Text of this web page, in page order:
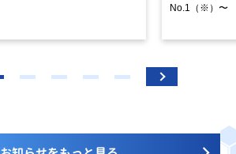
No.1（※）〜